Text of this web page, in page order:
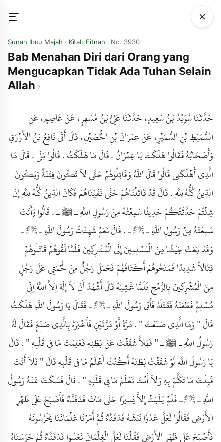
Sunan Ibnu Majah · Kitab Fitnah · No. 3930
Bab Menahan Diri dari Orang yang
Mengucapkan Tidak Ada Tuhan Selain
Allah
حَدَّثَنَا سُوَيْدُ بْنُ سَعِيدٍ، حَدَّثَنَا عَلِيُّ بْنُ مُسْهِرٍ، عَنْ عَاصِمٍ، عَنِ
السُّمَيْطِ بْنِ السُّمَيْرِ، عَنْ عِمْرَانَ بْنِ الْحُصَيْنِ، قَالَ أَتَى نَافِعُ بْنُ الأَزْرَقِ
وَأَصْحَابُهُ فَقَالُوا هَلَكْتَ يَا عِمْرَانُ . قَالَ مَا هَلَكْتُ . قَالُوا بَلَى . قَالَ مَا
الَّذِي أَهْلَكَنِي قَالُوا قَالَ اللَّهُ وَقَاتِلُوهُمْ حَتَّى لاَ تَكُونَ فِتْنَةٌ وَيَكُونَ
الدِّينُ كُلُّهُ لِلَّهِ . قَالَ قَدْ قَاتَلْنَاهُمْ حَتَّى نَفَيْنَاهُمْ فَكَانَ الدِّينُ كُلُّهُ لِلَّهِ إِنْ
شِئْتُمْ حَدَّثْتُكُمْ حَدِيثًا سَمِعْتُهُ مِنْ رَسُولِ اللَّهِ ـ ﷺ ـ . قَالُوا وَأَنْتَ
سَمِعْتَهُ مِنْ رَسُولِ اللَّهِ ـ ﷺ ـ . قَالَ نَعَمْ شَهِدْتُ رَسُولَ اللَّهِ ـ ﷺ ـ
وَقَدْ بَعَثَ جَيْشًا مِنَ الْمُسْلِمِينَ إِلَى الْمُشْرِكِينَ فَلَمَّا لَقُوهُمْ قَاتَلُوهُمْ
قِتَالاً شَدِيدًا فَمَنَحُوهُمْ أَكْتَافَهُمْ فَحَمَلَ رَجُلٌ مِنْ لُحْمَتِي عَلَى رَجُلٍ
مِنَ الْمُشْرِكِينَ بِالرُّمْحِ فَلَمَّا غَشِيَهُ قَالَ أَشْهَدُ أَنْ لاَ إِلَهَ إِلاَّ اللَّهُ إِنِّي
مُسْلِمٌ فَطَعَنَهُ فَقَتَلَهُ فَأَتَى رَسُولَ اللَّهِ ـ ﷺ ـ فَقَالَ يَا رَسُولَ اللَّهِ هَلَكْتُ
قَالَ " وَمَا الَّذِي صَنَعْتَ " . مَرَّةً أَوْ مَرَّتَيْنِ فَأَخْبَرَهُ بِالَّذِي صَنَعَ فَقَالَ لَهُ
رَسُولُ اللَّهِ ـ ﷺ ـ " فَهَلاَّ شَقَقْتَ عَنْ بَطْنِهِ فَعَلِمْتَ مَا فِي قَلْبِهِ " . قَالَ
يَا رَسُولَ اللَّهِ لَوْ شَقَقْتُ بَطْنَهُ أَكُنْتُ أَعْلَمُ مَا فِي قَلْبِهِ قَالَ " فَلاَ أَنْتَ
قَبِلْتَ مَا تَكَلَّمَ بِهِ وَلاَ أَنْتَ تَعْلَمُ مَا فِي قَلْبِهِ " . قَالَ فَسَكَتَ عَنْهُ رَسُولُ
اللَّهِ ـ ﷺ ـ فَلَمْ يَلْبَثْ إِلاَّ يَسِيرًا حَتَّى مَاتَ فَدَفَنَّاهُ فَأَصْبَحَ عَلَى ظَهْرِ
الأَرْضِ فَقَالُوا لَعَلَّ عَدُوًّا نَبَشَهُ فَدَفَنَّاهُ ثُمَّ أَمَرْنَا غِلْمَانَنَا يَحْرُسُونَهُ
فَأَصْبَحَ عَلَى ظَهْرِ الأَرْضِ فَقُلْنَا لَعَلَّ الْغِلْمَانَ نَعَسُوا فَدَفَنَّاهُ ثُمَّ حَرَسْنَاهُ